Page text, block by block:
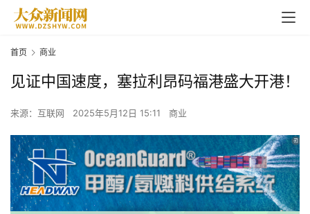
首页 商业
见证中国速度，塞拉利昂码福港盛大开港！
来源：互联网 2025年5月12日 15:11 商业